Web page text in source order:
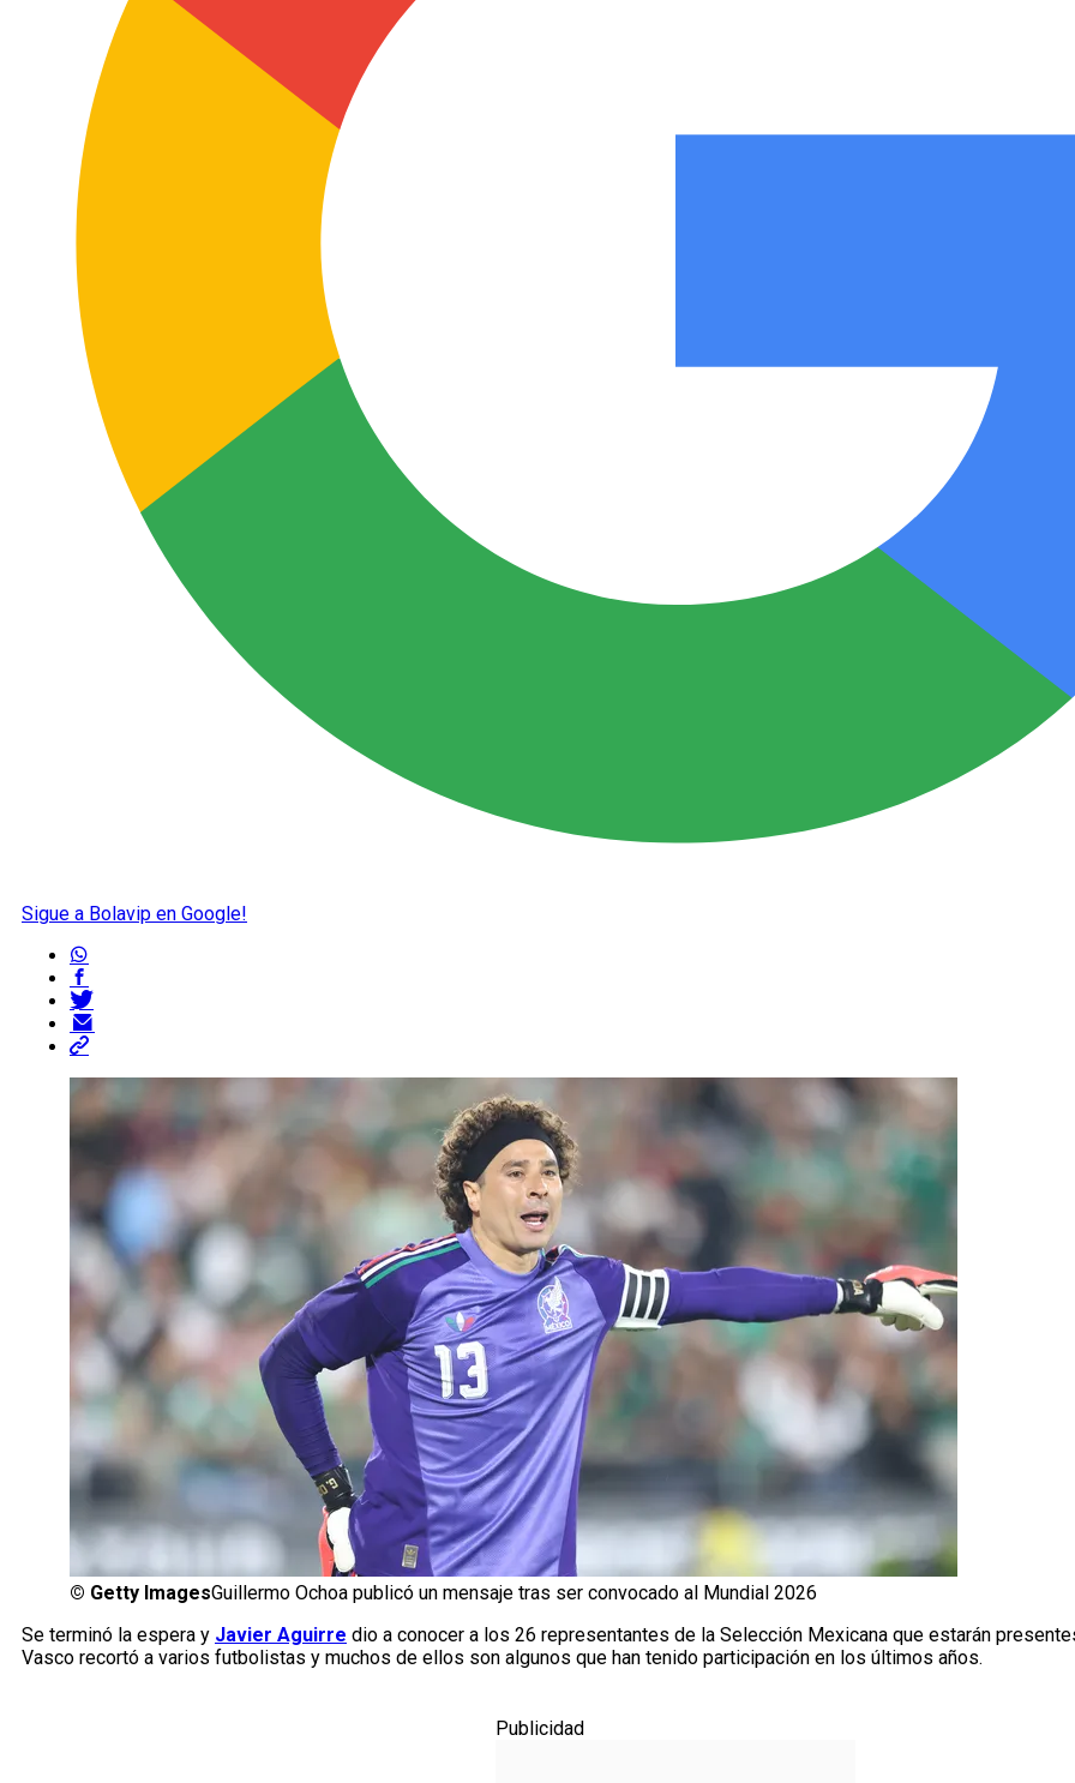
Sigue a Bolavip en Google!
© Getty ImagesGuillermo Ochoa publicó un mensaje tras ser convocado al Mundial 2026
Se terminó la espera y Javier Aguirre dio a conocer a los 26 representantes de la Selección Mexicana que estarán
Vasco recortó a varios futbolistas y muchos de ellos son algunos que han tenido participación en los últimos años.
Publicidad